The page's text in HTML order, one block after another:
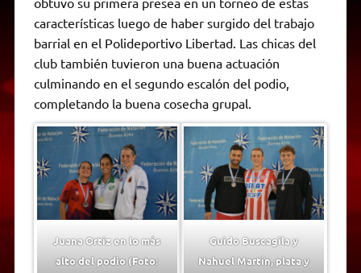
características luego de haber surgido del trabajo
barrial en el Polideportivo Libertad. Las chicas del
club también tuvieron una buena actuación
culminando en el segundo escalón del podio,
completando la buena cosecha grupal.
Juana Ortiz en lo más
alto del podio (Foto:
Guido Buscagila y
Nahuel Martín, plata y